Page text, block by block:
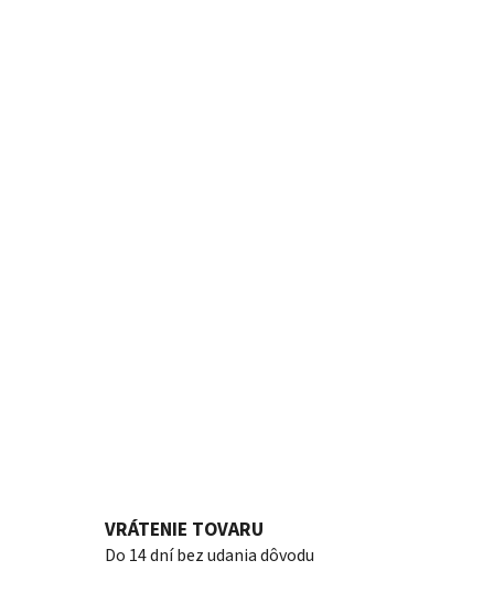
VRÁTENIE TOVARU
Do 14 dní bez udania dôvodu